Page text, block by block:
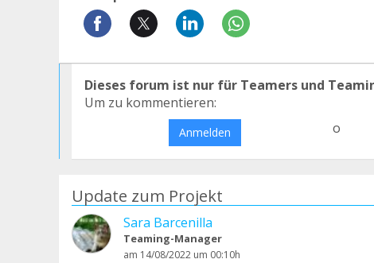
Dieses forum ist nur für Teamers und
Um zu kommentieren:
Anmelden o
Update zum Projekt
Sara Barcenilla
Teaming-Manager
am 14/08/2022 um 00:10h